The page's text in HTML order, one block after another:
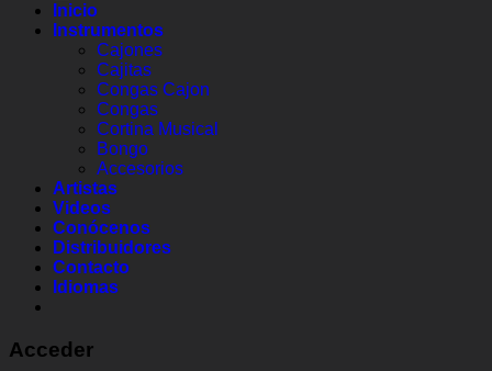
Inicio
Instrumentos
Cajones
Cajitas
Congas Cajon
Congas
Cortina Musical
Bongo
Accesorios
Artistas
Videos
Conócenos
Distribuidores
Contacto
Idiomas
Acceder